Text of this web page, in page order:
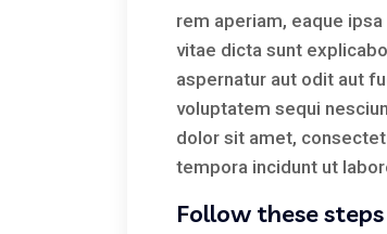
rem aperiam, eaque
vitae dicta sunt
aspernatur aut odit aut
voluptatem sequi
dolor sit amet,
tempora incidunt ut
Follow these